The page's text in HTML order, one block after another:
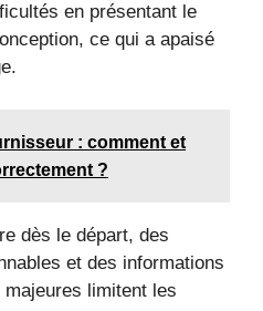
en présentant le
ce qui a apaisé
: comment et
?
dès le départ, des
et des informations
limitent les